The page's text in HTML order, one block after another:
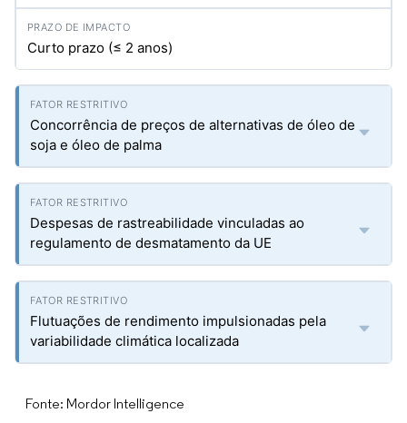
Curto prazo (≤ 2 anos)
Concorrência de preços de alternativas de óleo de
soja e óleo de palma
Despesas de rastreabilidade vinculadas ao
regulamento de desmatamento da UE
Flutuações de rendimento impulsionadas pela
variabilidade climática localizada
Fonte: Mordor Intelligence